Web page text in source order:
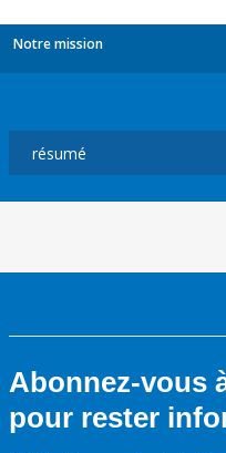
Notre mission
Abonnez-vous
pour rester